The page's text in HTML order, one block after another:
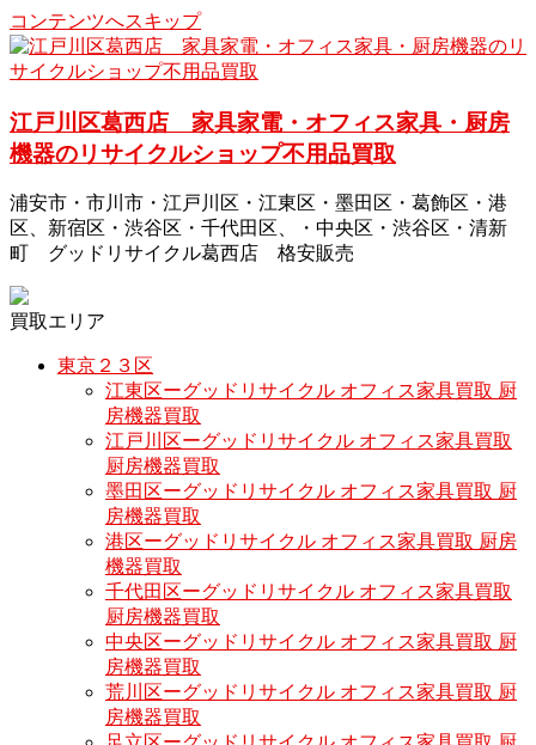
コンテンツへスキップ
江戸川区葛西店 家具家電・オフィス家具・厨房
機器のリサイクルショップ不用品買取
浦安市・市川市・江戸川区・江東区・墨田区・葛飾区・港
区、新宿区・渋谷区・千代田区、・中央区・渋谷区・清新
町 グッドリサイクル葛西店 格安販売
買取エリア
東京２３区
江東区ーグッドリサイクル オフィス家具買取 厨
房機器買取
江戸川区ーグッドリサイクル オフィス家具買取
厨房機器買取
墨田区ーグッドリサイクル オフィス家具買取 厨
房機器買取
港区ーグッドリサイクル オフィス家具買取 厨房
機器買取
千代田区ーグッドリサイクル オフィス家具買取
厨房機器買取
中央区ーグッドリサイクル オフィス家具買取 厨
房機器買取
荒川区ーグッドリサイクル オフィス家具買取 厨
房機器買取